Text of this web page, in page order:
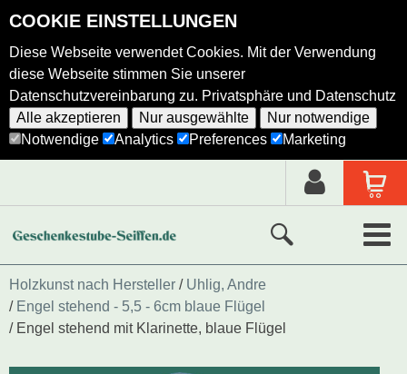
COOKIE EINSTELLUNGEN
Diese Webseite verwendet Cookies. Mit der Verwendung
diese Webseite stimmen Sie unserer
Datenschutzvereinbarung zu. Privatsphäre und Datenschutz
Alle akzeptieren
Nur ausgewählte
Nur notwendige
Notwendige
Analytics Preferences Marketing
Neue Produkte
Ausgewählte Produkte
Alle Produkte
Holzkunst nach Hersteller
Uhlig, Andre
Engel stehend - 5,5 - 6cm blaue Flügel
Engel stehend mit Klarinette, blaue Flügel